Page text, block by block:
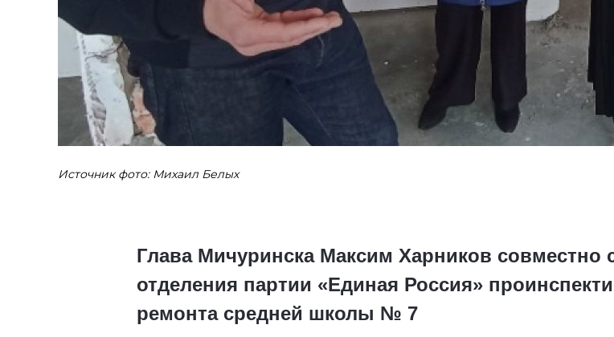
Источник фото: Михаил Белых
Глава Мичуринска Максим Харников совместно
отделения партии «Единая Россия»
ремонта средней школы № 7